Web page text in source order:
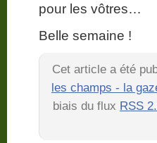
pour les vôtres…
Belle semaine !
Cet article a été
les champs - la
biais du flux RSS